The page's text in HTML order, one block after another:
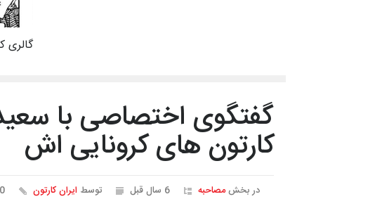
گالری
گفتگوی اختصاصی با
کارتون های کرونایی اش
در بخشمصاحبه 6 سال قبل توسط ایران کارتون